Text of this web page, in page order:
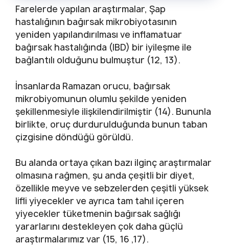
Farelerde yapılan araştırmalar, Şap
hastalığının bağırsak mikrobiyotasının
yeniden yapılandırılması ve inflamatuar
bağırsak hastalığında (IBD) bir iyileşme ile
bağlantılı olduğunu bulmuştur (12, 13).
İnsanlarda Ramazan orucu, bağırsak
mikrobiyomunun olumlu şekilde yeniden
şekillenmesiyle ilişkilendirilmiştir (14). Bununla
birlikte, oruç durdurulduğunda bunun taban
çizgisine döndüğü görüldü.
Bu alanda ortaya çıkan bazı ilginç araştırmalar
olmasına rağmen, şu anda çeşitli bir diyet,
özellikle meyve ve sebzelerden çeşitli yüksek
lifli yiyecekler ve ayrıca tam tahıl içeren
yiyecekler tüketmenin bağırsak sağlığı
yararlarını destekleyen çok daha güçlü
araştırmalarımız var (15, 16 ,17).